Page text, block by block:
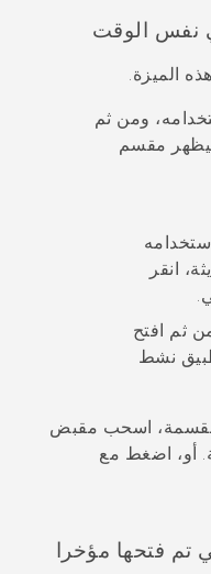
نفس الوقت
الميزة.
ومن ثم
مقسم
انقر
ثم افتح
نشط
اسحب مقبض
أو، اضغط مع
تم فتحها مؤخرا